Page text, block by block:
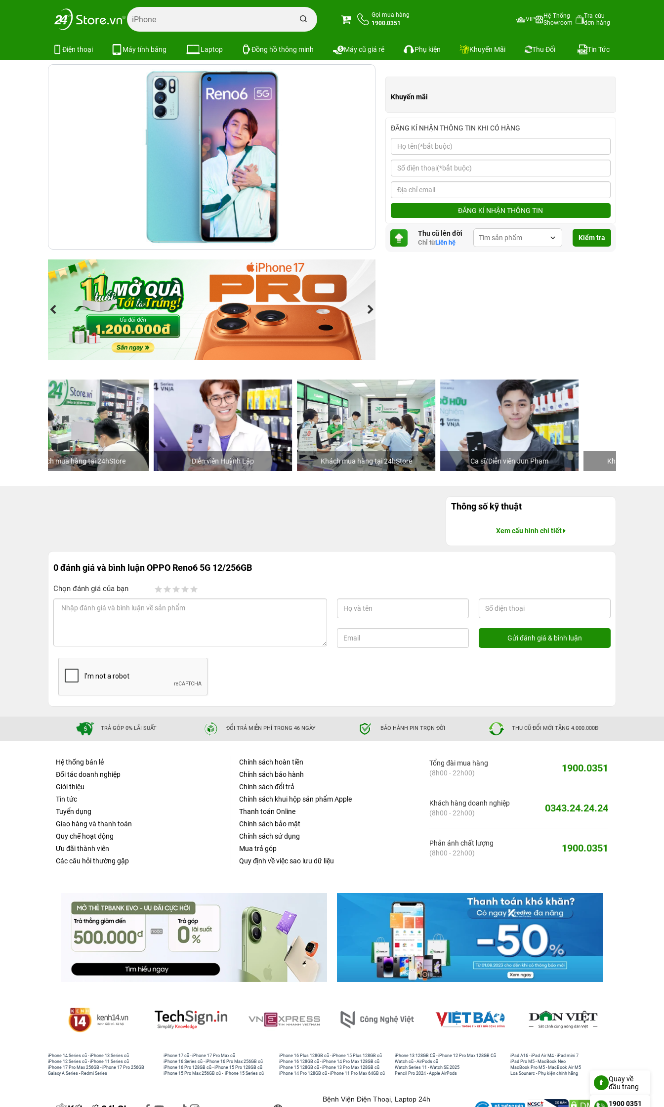
Gọi mua hàng
1900.0351
VIP
Hệ Thống
Showroom
Tra cứu
đơn hàng
Điện thoại Máy tính bảng Laptop Đồng hồ thông minh Máy cũ giá rẻ Phụ kiện Khuyến Mãi Thu Đổi Tin Tức
Trang chủ OPPO
Khuyến mãi
ĐĂNG KÍ NHẬN THÔNG TIN KHI CÓ HÀNG
ĐĂNG KÍ NHẬN THÔNG TIN
Thu cũ lên đời
Chỉ từLiên hệ
Kiểm tra
Diễn viên Huỳnh Lập Khách mua hàng tại 24hStore Ca sĩ/Diễn viên Jun Phạm Khách mua hàng tại 24hStore
Thông số kỹ thuật
Xem cấu hình chi tiết
0 đánh giá và bình luậnOPPO Reno6 5G 12/256GB
Chọn đánh giá của bạn
TRẢ GÓP 0% LÃI SUẤT ĐỔI TRẢ MIỄN PHÍ TRONG 46 NGÀY BẢO HÀNH PIN TRỌN ĐỜI THU CŨ ĐỔI MỚI TẶNG 4.000.000Đ
Hệ thống bán lẻ
Đối tác doanh nghiệp
Giới thiệu
Tin tức
Tuyển dụng
Giao hàng và thanh toán
Quy chế hoạt động
Ưu đãi thành viên
Các câu hỏi thường gặp
Chính sách hoàn tiền
Chính sách bảo hành
Chính sách đổi trả
Chính sách khui hộp sản phẩm Apple
Thanh toán Online
Chính sách bảo mật
Chính sách sử dụng
Mua trả góp
Quy định về việc sao lưu dữ liệu
Tổng đài mua hàng
(8h00 - 22h00)
1900.0351
Khách hàng doanh nghiệp
(8h00 - 22h00)
0343.24.24.24
Phản ánh chất lượng
(8h00 - 22h00)
1900.0351
iPhone 14 Series cũ -iPhone 13 Series cũ
iPhone 12 Series cũ -iPhone 11 Series cũ
iPhone 17 Pro Max 256GB -iPhone 17 Pro 256GB
Galaxy A Series - Redmi Series
iPhone 17 cũ -iPhone 17 Pro Max cũ
iPhone 16 Series cũ - iPhone 16 Pro Max 256GB cũ
iPhone 16 Pro 128GB cũ -iPhone 15 Pro 128GB cũ
iPhone 15 Pro Max 256GB cũ - iPhone 15 Series cũ
iPhone 16 Plus 128GB cũ -iPhone 15 Plus 128GB cũ
iPhone 16 128GB cũ -iPhone 14 Pro Max 128GB cũ
iPhone 15 128GB cũ -iPhone 13 Pro Max 128GB cũ
iPhone 14 Pro 128GB cũ -iPhone 11 Pro Max 64GB cũ
iPhone 13 128GB Cũ -iPhone 12 Pro Max 128GB Cũ
Watch cũ -AirPods cũ
Watch Series 11 -Watch SE 2025
Pencil Pro 2024 -Apple AirPods
iPad A16 -iPad Air M4 -iPad mini 7
iPad Pro M5 - MacBook Neo
MacBook Pro M5 - MacBook Air M5
Loa Sounarc - Phụ kiện chính hãng
Bệnh Viện Điện Thoại, Laptop 24h
Quay về
đầu trang
1900 0351